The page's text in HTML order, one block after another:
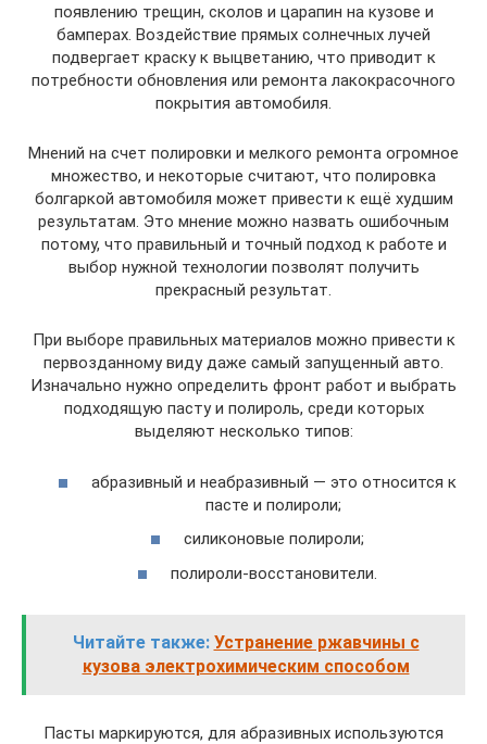
появлению трещин, сколов и царапин на кузове и
бамперах. Воздействие прямых солнечных лучей
подвергает краску к выцветанию, что приводит к
потребности обновления или ремонта лакокрасочного
покрытия автомобиля.
Мнений на счет полировки и мелкого ремонта огромное
множество, и некоторые считают, что полировка
болгаркой автомобиля может привести к ещё худшим
результатам. Это мнение можно назвать ошибочным
потому, что правильный и точный подход к работе и
выбор нужной технологии позволят получить
прекрасный результат.
При выборе правильных материалов можно привести к
первозданному виду даже самый запущенный авто.
Изначально нужно определить фронт работ и выбрать
подходящую пасту и полироль, среди которых
выделяют несколько типов:
абразивный и неабразивный — это относится к
пасте и полироли;
силиконовые полироли;
полироли-восстановители.
Читайте также: Устранение ржавчины с
кузова электрохимическим способом
Пасты маркируются, для абразивных используются